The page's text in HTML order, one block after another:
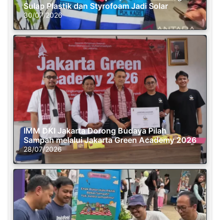
Sulap Plastik dan Styrofoam Jadi Solar
30/07/2026
IMM DKI Jakarta Dorong Budaya Pilah
Sampah melalui Jakarta Green Academy 2026
28/07/2026